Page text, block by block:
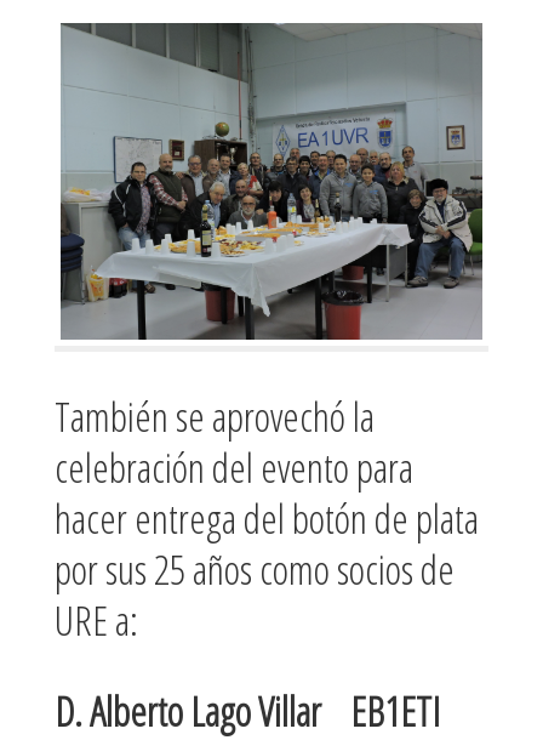
También se aprovechó la
celebración del evento para
hacer entrega del botón de plata
por sus 25 años como socios de
URE a:
D. Alberto Lago Villar EB1ETI